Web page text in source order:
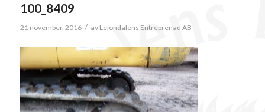
100_8409
21 november, 2016 / av Lejondalens Entreprenad AB